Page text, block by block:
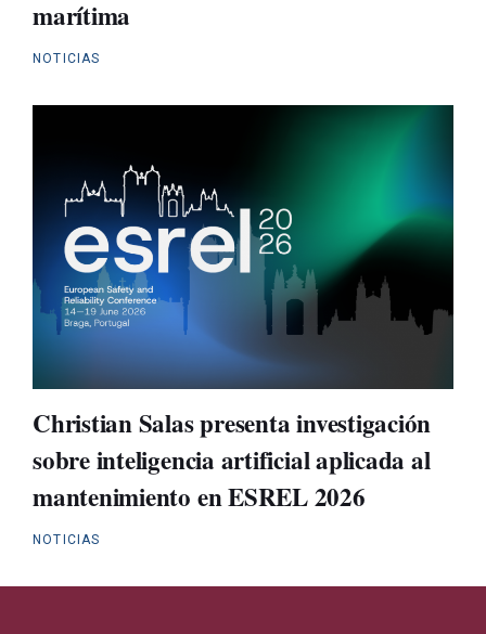
marítima
NOTICIAS
Christian Salas presenta investigación
sobre inteligencia artificial aplicada al
mantenimiento en ESREL 2026
NOTICIAS